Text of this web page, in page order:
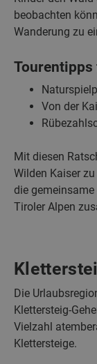
beobachten
Wanderung zu
Von der
Mit diesen
Wilden Kaiser
die
Tiroler Alpen
Die
Klettersteig-
Vielzahl
Klettersteige.